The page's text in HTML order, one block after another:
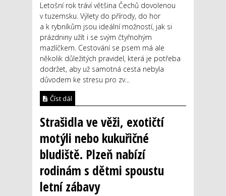
Letošní rok tráví většina Čechů dovolenou
v tuzemsku. Výlety do přírody, do hor
a k rybníkům jsou ideální možností, jak si
prázdniny užít i se svým čtyřnohým
mazlíčkem. Cestování se psem má ale
několik důležitých pravidel, která je potřeba
dodržet, aby už samotná cesta nebyla
důvodem ke stresu pro zv...
Číst dál
Strašidla ve věži, exotičtí
motýli nebo kukuřičné
bludiště. Plzeň nabízí
rodinám s dětmi spoustu
letní zábavy